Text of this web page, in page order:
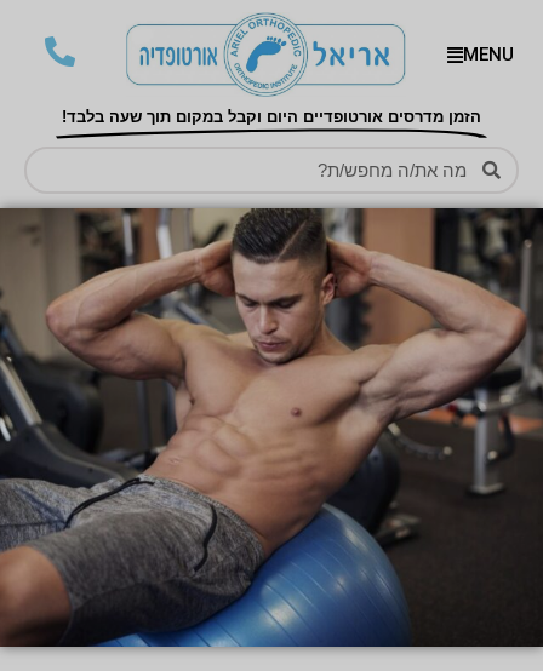
MENU
הזמן מדרסים אורטופדיים היום וקבל במקום תוך שעה בלבד!